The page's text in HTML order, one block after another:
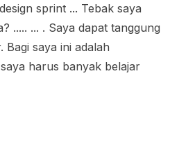
sprint ... Tebak saya
..... ... . Saya dapat tanggung
Bagi saya ini adalah
harus banyak belajar